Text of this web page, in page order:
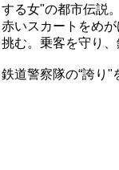
する女"の都市伝説。
赤いスカートをめ
挑む。乗客を守り
鉄道警察隊の“誇り"